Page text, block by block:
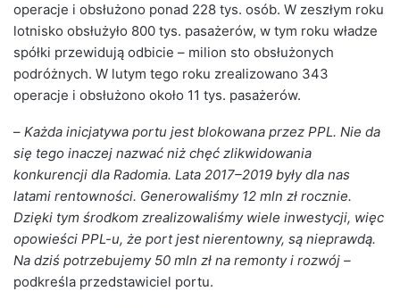
operacje i obsłużono ponad 228 tys. osób. W zeszłym roku
lotnisko obsłużyło 800 tys. pasażerów, w tym roku władze
spółki przewidują odbicie – milion sto obsłużonych
podróżnych. W lutym tego roku zrealizowano 343
operacje i obsłużono około 11 tys. pasażerów.
– Każda inicjatywa portu jest blokowana przez PPL. Nie da
się tego inaczej nazwać niż chęć zlikwidowania
konkurencji dla Radomia. Lata 2017–2019 były dla nas
latami rentowności. Generowaliśmy 12 mln zł rocznie.
Dzięki tym środkom zrealizowaliśmy wiele inwestycji, więc
opowieści PPL-u, że port jest nierentowny, są nieprawdą.
Na dziś potrzebujemy 50 mln zł na remonty i rozwój –
podkreśla przedstawiciel portu.